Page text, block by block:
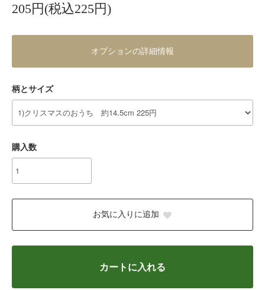
205円(税込225円)
オプションの詳細情報
柄とサイズ
購入数
お気に入りに追加
カートに入れる